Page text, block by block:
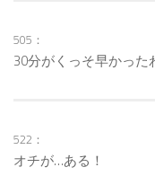
505：
30分がくっそ早かった
522：
オチが…ある！